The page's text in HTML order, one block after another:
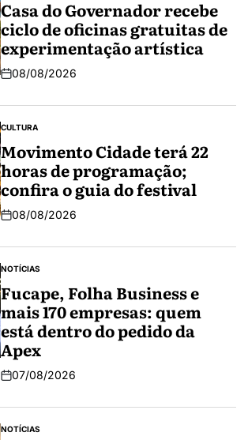
Casa do Governador recebe
ciclo de oficinas gratuitas de
experimentação artística
08/08/2026
CULTURA
Movimento Cidade terá 22
horas de programação;
confira o guia do festival
08/08/2026
NOTÍCIAS
Fucape, Folha Business e
mais 170 empresas: quem
está dentro do pedido da
Apex
07/08/2026
NOTÍCIAS